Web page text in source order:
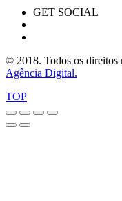
GET SOCIAL
© 2018. Todos os direitos
Agência Digital.
TOP